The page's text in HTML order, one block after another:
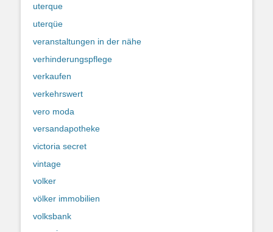
uterque
uterqüe
veranstaltungen in der nähe
verhinderungspflege
verkaufen
verkehrswert
vero moda
versandapotheke
victoria secret
vintage
volker
völker immobilien
volksbank